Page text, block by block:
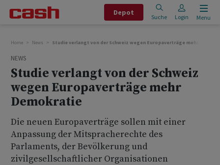
Depot
Suche Login Menu
Home News Studie verlangt von der Schweiz wegen Europaverträge mehr
NEWS
Studie verlangt von der Schweiz
wegen Europaverträge mehr
Demokratie
Die neuen Europaverträge sollen mit einer
Anpassung der Mitspracherechte des
Parlaments, der Bevölkerung und
zivilgesellschaftlicher Organisationen